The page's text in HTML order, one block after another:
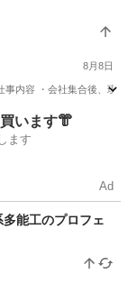
8月8日
内容 ・会社集合後、
います👘
ます
Ad
能工のプロフェ